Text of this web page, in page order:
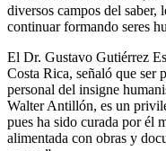
diversos campos del saber,
continuar formando seres
El Dr. Gustavo Gutiérrez
Costa Rica, señaló que ser
personal del insigne
Walter Antillón, es un
pues ha sido curada por él
alimentada con obras y